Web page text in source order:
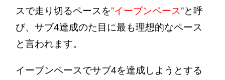
スで走り切るペースを”イーブンペース”と呼
び、サブ4達成のた目に最も理想的なペース
と言われます。
イーブンペースでサブ4を達成しようとする